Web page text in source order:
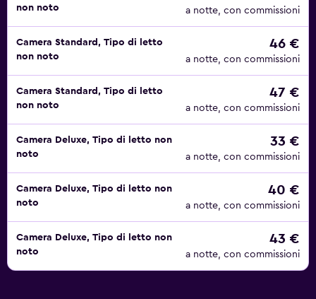
non noto
a notte, con commissioni
Camera Standard, Tipo di letto
non noto
46 €
a notte, con commissioni
Camera Standard, Tipo di letto
non noto
47 €
a notte, con commissioni
Camera Deluxe, Tipo di letto non
noto
33 €
a notte, con commissioni
Camera Deluxe, Tipo di letto non
noto
40 €
a notte, con commissioni
Camera Deluxe, Tipo di letto non
noto
43 €
a notte, con commissioni